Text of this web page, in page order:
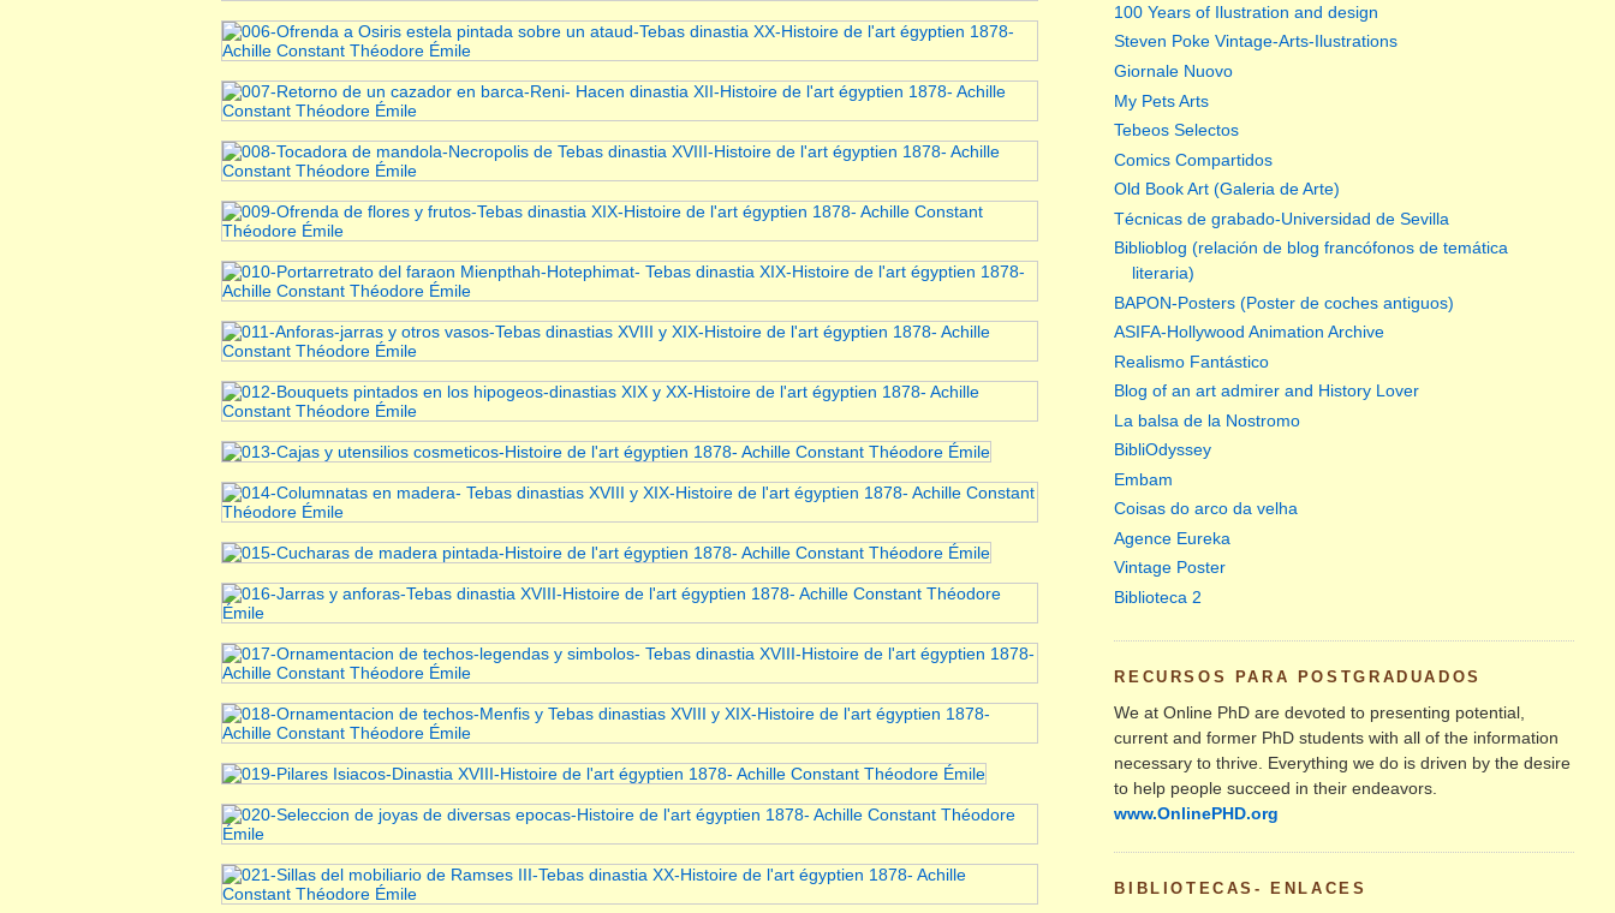
100 Years of Ilustration and design
Steven Poke Vintage-Arts-Ilustrations
Giornale Nuovo
My Pets Arts
Tebeos Selectos
Comics Compartidos
Old Book Art (Galeria de Arte)
Técnicas de grabado-Universidad de Sevilla
Biblioblog (relación de blog francófonos de temática
literaria)
BAPON-Posters (Poster de coches antiguos)
ASIFA-Hollywood Animation Archive
Realismo Fantástico
Blog of an art admirer and History Lover
La balsa de la Nostromo
BibliOdyssey
Embam
Coisas do arco da velha
Agence Eureka
Vintage Poster
Biblioteca 2
RECURSOS PARA POSTGRADUADOS
We at Online PhD are devoted to presenting potential,
current and former PhD students with all of the information
necessary to thrive. Everything we do is driven by the desire
to help people succeed in their endeavors.
www.OnlinePHD.org
BIBLIOTECAS- ENLACES